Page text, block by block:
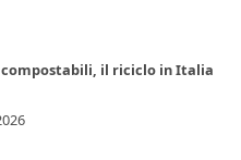
il riciclo in Italia